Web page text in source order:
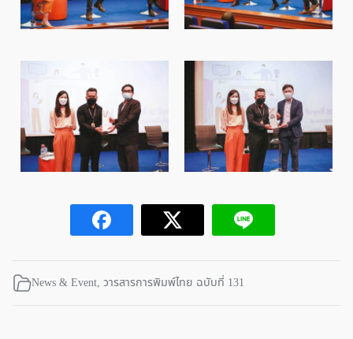
News & Event, วารสารการพิมพ์ไทย ฉบับที่ 131